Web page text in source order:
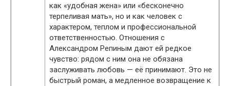
как «удобная жена» или «бесконечно
терпеливая мать», но и как человек с
характером, теплом и профессиональной
ответственностью. Отношения с
Александром Репиным дают ей редкое
чувство: рядом с ним она не обязана
заслуживать любовь — её принимают. Это не
быстрый роман, а медленное возвращение к